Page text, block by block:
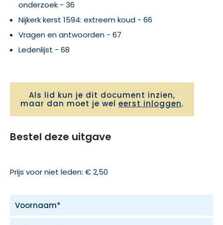
onderzoek - 36
Nijkerk kerst 1594: extreem koud - 66
Vragen en antwoorden - 67
Ledenlijst - 68
Als lid kun je dit document inzien,
maar dan moet je wel eerst inloggen.
Bestel deze uitgave
Prijs voor niet leden: € 2,50